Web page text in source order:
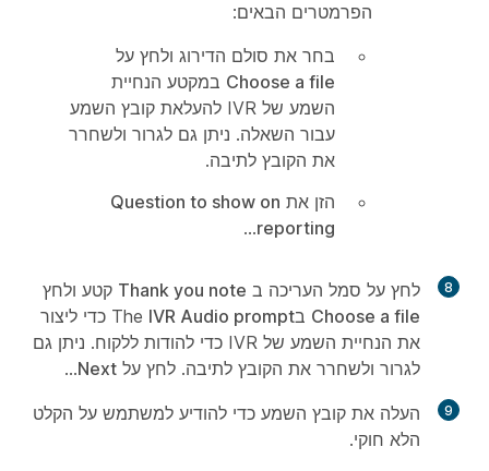
הפרמטרים הבאים:
בחר את סולם הדירוג ולחץ על
Choose a file במקטע הנחיית
השמע של IVR להעלאת קובץ השמע
עבור השאלה. ניתן גם לגרור ולשחרר
את הקובץ לתיבה.
הזן את Question to show on
reporting
...
8 לחץ על סמל העריכה ב Thank you note קטע ולחץ
Choose a file בTheIVR Audio prompt
כדי ליצור
את הנחיית השמע של IVR כדי להודות ללקוח. ניתן גם
לגרור ולשחרר את הקובץ לתיבה. לחץ על Next
...
9
העלה את קובץ השמע כדי להודיע למשתמש על הקלט
הלא חוקי.